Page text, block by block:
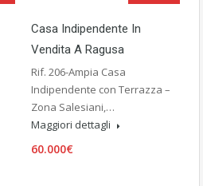
Casa Indipendente In
Vendita A Ragusa
Rif. 206-Ampia Casa
Indipendente con Terrazza –
Zona Salesiani,…
Maggiori dettagli
60.000€